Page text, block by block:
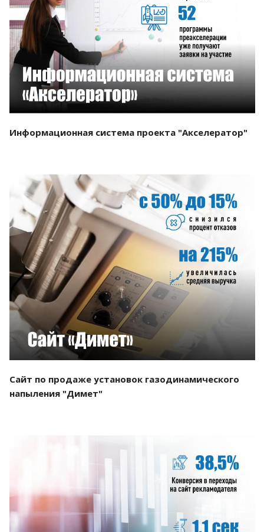
Смотреть проект
Информационная система проекта "Акселератор"
Смотреть проект
Сайт по продаже установок газодинамического
напыления "Димет"